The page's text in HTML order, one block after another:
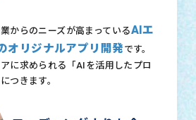
からのニーズが高まっているAIエ
オリジナルアプリ開発です。
に求められる「AIを活用したプロ
つきます。